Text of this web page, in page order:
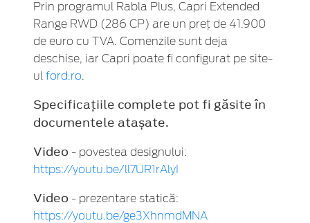
Prin programul Rabla Plus, Capri Extended
Range RWD (286 CP) are un preț de 41.900
de euro cu TVA. Comenzile sunt deja
deschise, iar Capri poate fi configurat pe site-
ul ford.ro.
Specificațiile complete pot fi găsite în
documentele atașate.
Video - povestea designului:
https://youtu.be/ll7UR1rAlyI
Video - prezentare statică:
https://youtu.be/ge3XhnmdMNA